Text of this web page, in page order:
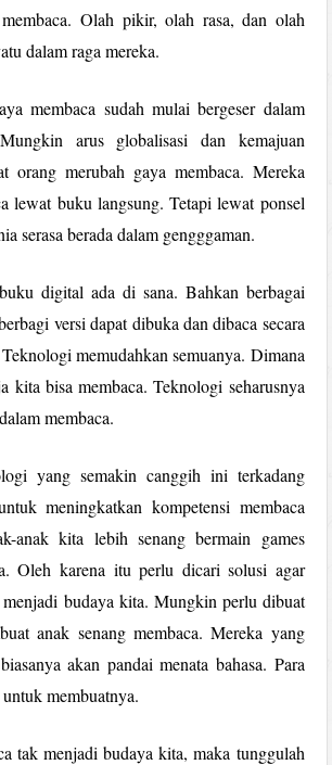
Olah pikir, olah rasa, dan olah
dalam raga mereka.
membaca sudah mulai bergeser dalam
arus globalisasi dan kemajuan
orang merubah gaya membaca. Mereka
lewat buku langsung. Tetapi lewat ponsel
serasa berada dalam gengggaman.
digital ada di sana. Bahkan berbagai
versi dapat dibuka dan dibaca secara
memudahkan semuanya. Dimana
kita bisa membaca. Teknologi seharusnya
membaca.
yang semakin canggih ini terkadang
meningkatkan kompetensi membaca
anak kita lebih senang bermain games
Oleh karena itu perlu dicari solusi agar
menjadi budaya kita. Mungkin perlu dibuat
anak senang membaca. Mereka yang
akan pandai menata bahasa. Para
membuatnya.
tak menjadi budaya kita, maka tunggulah